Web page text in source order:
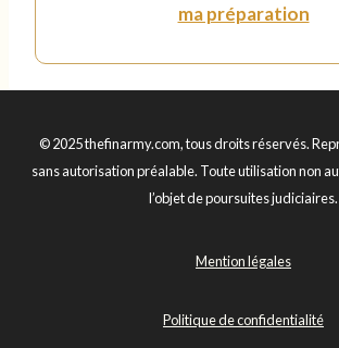
ma préparation
© 2025 thefinarmy.com, tous droits réservés.
sans autorisation préalable. Toute utilisation non
l’objet de poursuites judiciaires.
Mention légales
Politique de confidentialité